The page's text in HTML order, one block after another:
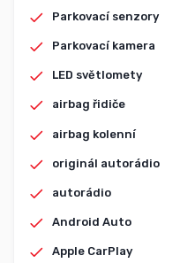
Parkovací senzory
Parkovací kamera
LED světlomety
airbag řidiče
airbag kolenní
originál autorádio
autorádio
Android Auto
Apple CarPlay